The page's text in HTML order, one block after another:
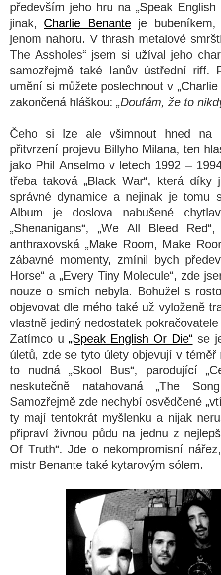
především jeho hru na „Speak
jinak, Charlie Benanteje bubeníkem,
jenom nahoru. V thrash metalové
The Assholes“ jsem si užíval jeho
samozřejmě také Ianův ústřední riff.
umění si můžete poslechnout v
zakončená hláškou: „Doufám, že to
Čeho si lze ale všimnout hned na
přitvrzení projevu Billyho Milana, ten
jako Phil Anselmo v letech 1992 –
třeba taková „Black War“, která
správné dynamice a nejinak je tomu
Album je doslova nabušené
„Shenanigans“, „We All Bleed
anthraxovská „Make Room, Make
zábavné momenty, zmínil bych
Horse“ a „Every Tiny Molecule“, zde
nouze o smích nebyla. Bohužel s
objevovat dle mého také už vyloženě
vlastně jediný nedostatek
Zatímco u „Speak English Or Die“ se
úletů, zde se tyto úlety objevují v
to nudná „Skool Bus“, parodující
neskutečně natahovaná „The
Samozřejmě zde nechybí osvědčené
ty mají tentokrát myšlenku a nijak
připraví živnou půdu na jednu z
Of Truth“. Jde o nekompromisní
mistr Benante také kytarovým sólem.